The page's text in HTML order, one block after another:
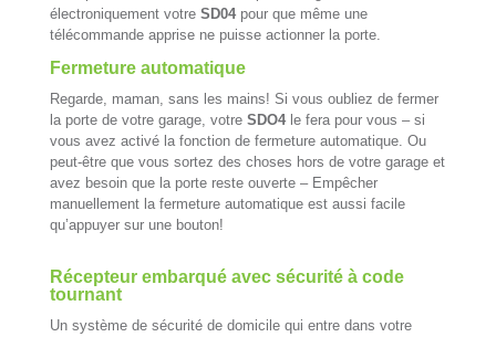
électroniquement votre SD04 pour que même une
télécommande apprise ne puisse actionner la porte.
Fermeture automatique
Regarde, maman, sans les mains! Si vous oubliez de fermer
la porte de votre garage, votre SDO4 le fera pour vous – si
vous avez activé la fonction de fermeture automatique. Ou
peut-être que vous sortez des choses hors de votre garage et
avez besoin que la porte reste ouverte – Empêcher
manuellement la fermeture automatique est aussi facile
qu’appuyer sur une bouton!
Récepteur embarqué avec sécurité à code
tournant
Un système de sécurité de domicile qui entre dans votre